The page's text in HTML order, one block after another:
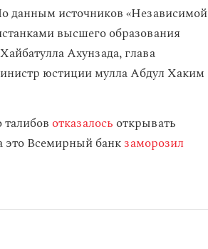
данным источников «Независимой
высшего образования
Ахунзада, глава
юстиции мулла Абдул Хаким
талибов отказалось открывать
это Всемирный банкзаморозил